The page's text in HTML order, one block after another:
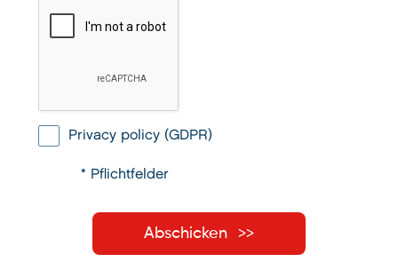
Privacy policy (GDPR)
* Pflichtfelder
Abschicken